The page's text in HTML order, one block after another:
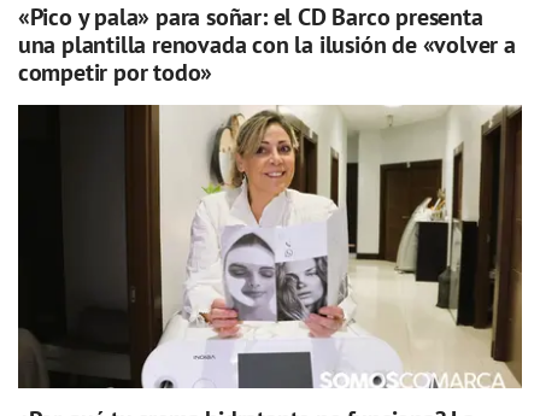
«Pico y pala» para soñar: el CD Barco presenta
una plantilla renovada con la ilusión de «volver a
competir por todo»